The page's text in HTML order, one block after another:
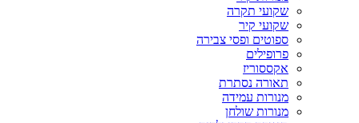
שקועי תקרה
שקועי קיר
ספוטים ופסי צבירה
פרופילים
אקססוריז
תאורה נסתרת
מנורות עמידה
מנורות שולחן